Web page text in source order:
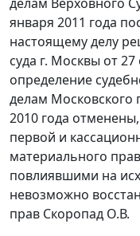
делам Верховного
января 2011 года
настоящему делу
суда г. Москвы от
определение
делам Московского
2010 года
первой и
материального
повлиявшими на
невозможно
прав Скоропад О.В.